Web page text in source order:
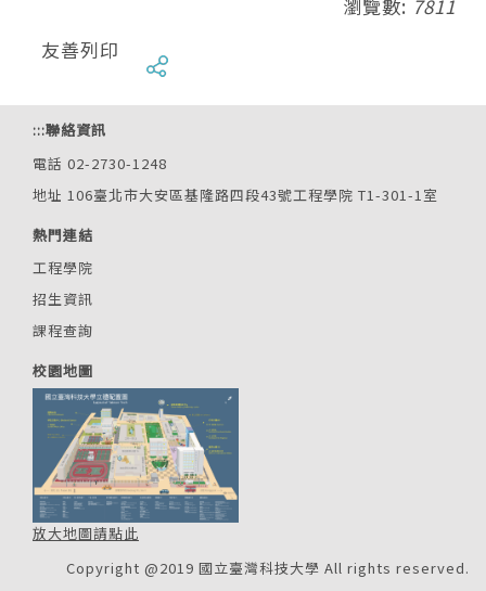
瀏覽數: 7811
友善列印
:::聯絡資訊
電話 02-2730-1248
地址 106臺北市大安區基隆路四段43號工程學院 T1-301-1室
熱門連結
工程學院
招生資訊
課程查詢
校園地圖
放大地圖請點此
Copyright @2019 國立臺灣科技大學 All rights reserved.